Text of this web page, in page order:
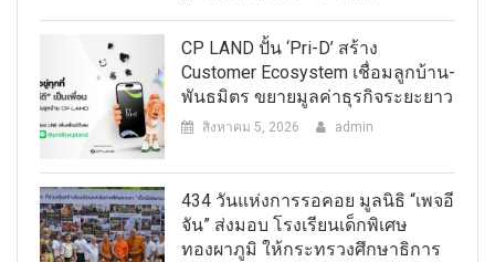
CP LAND ปั้น ‘Pri-D’ สร้าง
Customer Ecosystem เชื่อมลูกบ้าน-
พันธมิตร ขยายมูลค่าธุรกิจระยะยาว
สิงหาคม 5, 2026 admin
434 วันแห่งการรอคอย มูลนิธิ “เพจอี
จัน” ส่งมอบ โรงเรียนเด็กพิเศษ
ทองผาภูมิ ให้กระทรวงศึกษาธิการ